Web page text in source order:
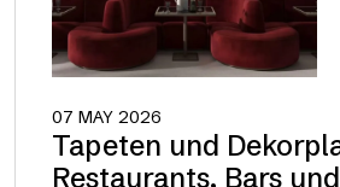
07 MAY 2026
Tapeten und
Restaurants, Bars